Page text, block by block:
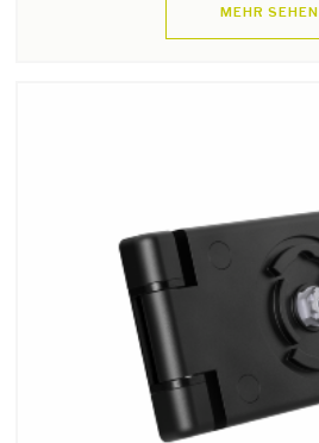
MEHR SEHEN